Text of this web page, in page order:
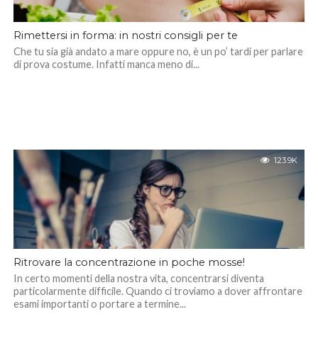
Rimettersi in forma: in nostri consigli per te
Che tu sia già andato a mare oppure no, è un po’ tardi per parlare
di prova costume. Infatti manca meno di...
123.9K
Ritrovare la concentrazione in poche mosse!
In certo momenti della nostra vita, concentrarsi diventa
particolarmente difficile. Quando ci troviamo a dover affrontare
esami importanti o portare a termine...